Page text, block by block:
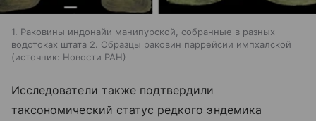
1. Раковины индонайи манипурской, собранные в разных
водотоках штата 2. Образцы раковин паррейсии импхалской
источник: Новости РАН
Исследователи также подтвердили
таксономический статус редкого эндемика